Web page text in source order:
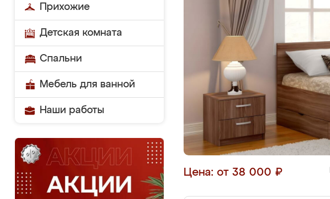
Прихожие
Детская комната
Спальни
Мебель для ванной
Наши работы
Цена: от 38 000 ₽